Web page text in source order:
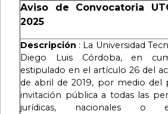
Aviso de Convocatoria
2025
Descripción : La Universidad
Diego Luis Córdoba, en
estipulado en el artículo 26 del
de abril de 2019, por medio del
invitación pública a todas las
jurídicas, nacionales o